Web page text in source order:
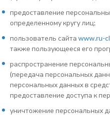
предоставление
определенному кругу лиц;
пользователь сайта www.ru-
также пользующееся его
распространение
(передача персональных
персональных данных в
предоставление доступа к
уничтожение персональных